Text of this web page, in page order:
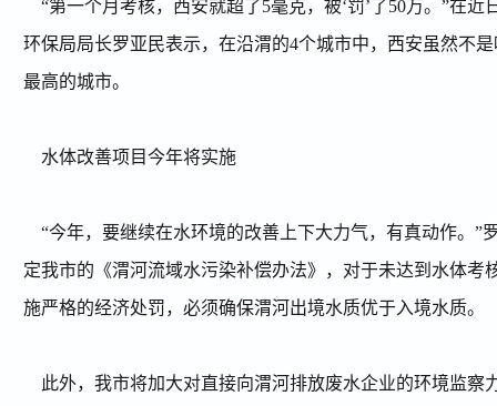
“第一个月考核，西安就超了5毫克，被‘罚’了50万。 ”在近
环保局局长罗亚民表示，在沿渭的4个城市中，西安虽然不
最高的城市。
水体改善项目今年将实施
“今年，要继续在水环境的改善上下大力气，有真动作。 ”
定我市的《渭河流域水污染补偿办法》，对于未达到水体考
施严格的经济处罚，必须确保渭河出境水质优于入境水质。
此外，我市将加大对直接向渭河排放废水企业的环境监察